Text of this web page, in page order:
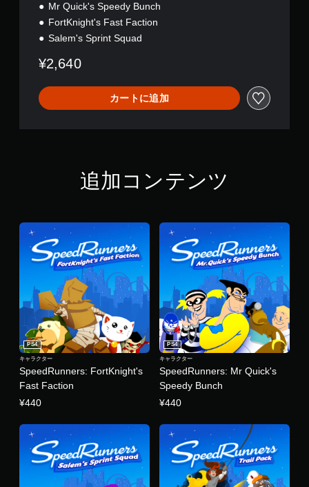
Mr Quick's Speedy Bunch
FortKnight's Fast Faction
Salem's Sprint Squad
¥2,640
カートに追加
追加コンテンツ
SpeedRunners: FortKnight's
Fast Faction
PS4
キャラクター
¥440
SpeedRunners: Mr Quick's
Speedy Bunch
PS4
キャラクター
¥440